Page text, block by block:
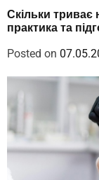
Скільки триває
практика та
Posted on